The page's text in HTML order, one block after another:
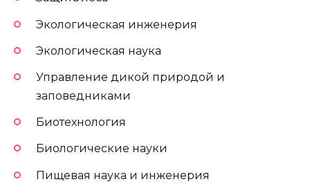
Экологическая инженерия
Экологическая наука
Управление дикой природой и
заповедниками
Биотехнология
Биологические науки
Пищевая наука и инженерия